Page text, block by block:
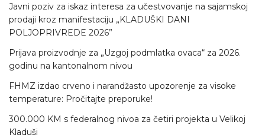
Javni poziv za iskaz interesa za učestvovanje na sajamskoj
prodaji kroz manifestaciju „KLADUŠKI DANI
POLJOPRIVREDE 2026”
Prijava proizvodnje za „Uzgoj podmlatka ovaca“ za 2026.
godinu na kantonalnom nivou
FHMZ izdao crveno i narandžasto upozorenje za visoke
temperature: Pročitajte preporuke!
300.000 KM s federalnog nivoa za četiri projekta u Velikoj
Kladuši